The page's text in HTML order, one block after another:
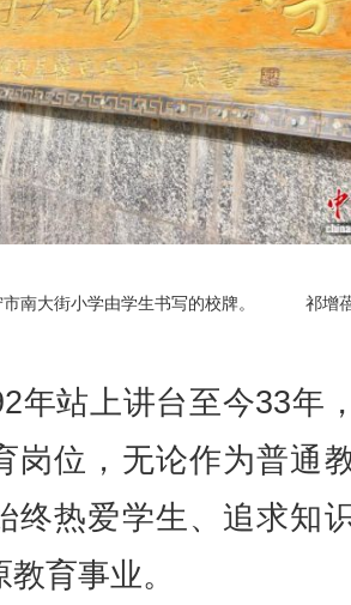
南大街小学由学生书写的校牌。 祁增
站上讲台至今33年
岗位，无论作为普通
终热爱学生、追求知
育事业。